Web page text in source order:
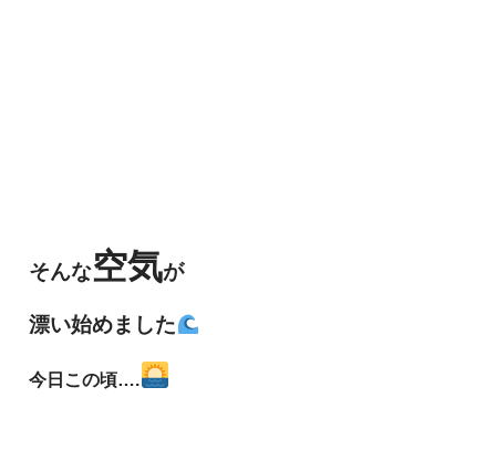
そんな空気が
漂い始めました
今日この頃….